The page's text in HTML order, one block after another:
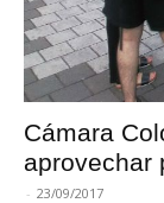
Cámara
aprovechar
- 23/09/2017